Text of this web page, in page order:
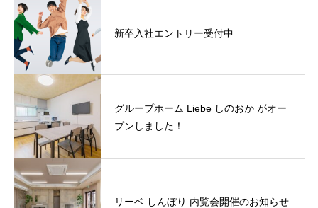
新卒入社エントリー受付中
グループホーム Liebe しのおか がオー
プンしました！
リーベ しんぼり 内覧会開催のお知らせ